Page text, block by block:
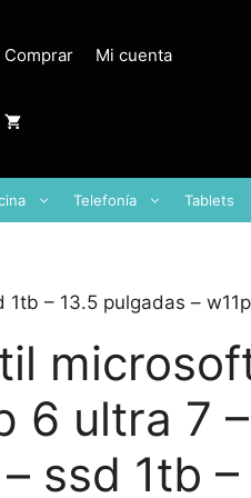
Comprar Mi cuenta
Telefonía Tablets
– 13.5 pulgadas –
6 ultra 7
ssd 1tb –